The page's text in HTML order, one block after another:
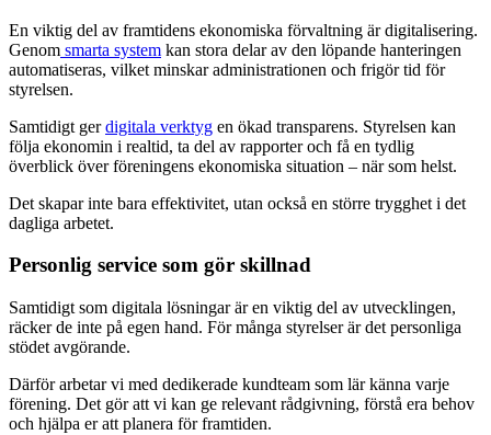
En viktig del av framtidens ekonomiska förvaltning är digitalisering.
Genom smarta system kan stora delar av den löpande hanteringen
automatiseras, vilket minskar administrationen och frigör tid för
styrelsen.
Samtidigt gerdigitala verktyg en ökad transparens. Styrelsen kan
följa ekonomin i realtid, ta del av rapporter och få en tydlig
överblick över föreningens ekonomiska situation – när som helst.
Det skapar inte bara effektivitet, utan också en större trygghet i det
dagliga arbetet.
Personlig service som gör skillnad
Samtidigt som digitala lösningar är en viktig del av utvecklingen,
räcker de inte på egen hand. För många styrelser är det personliga
stödet avgörande.
Därför arbetar vi med dedikerade kundteam som lär känna varje
förening. Det gör att vi kan ge relevant rådgivning, förstå era behov
och hjälpa er att planera för framtiden.